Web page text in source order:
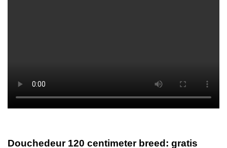
Douchedeur 120 centimeter breed: gratis